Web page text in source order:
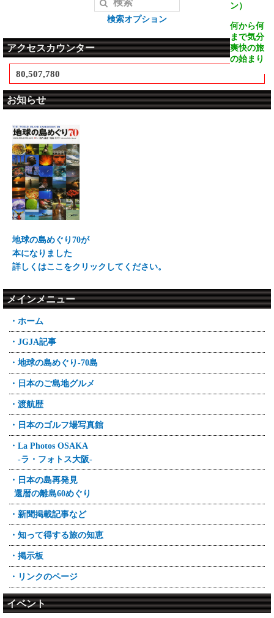
ン）
何から何
まで気分
爽快の旅
の始まり
検索オプション
アクセスカウンター
80,507,780
お知らせ
地球の島めぐり70が
本になりました
詳しくはここをクリックしてください。
メインメニュー
・ホーム
・JGJA記事
・地球の島めぐり-70島
・日本のご島地グルメ
・渡航歴
・日本のゴルフ場写真館
・La Photos OSAKA
-ラ・フォトス大阪-
・日本の島再発見
還暦の離島60めぐり
・新聞掲載記事など
・知って得する旅の知恵
・掲示板
・リンクのページ
イベント